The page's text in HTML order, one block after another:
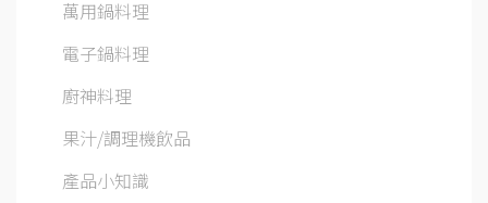
萬用鍋料理
電子鍋料理
廚神料理
果汁/調理機飲品
產品小知識